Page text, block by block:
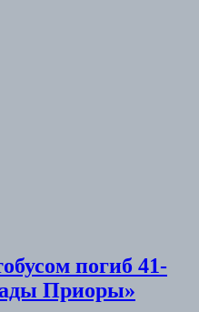
погиб 41-
Приоры»